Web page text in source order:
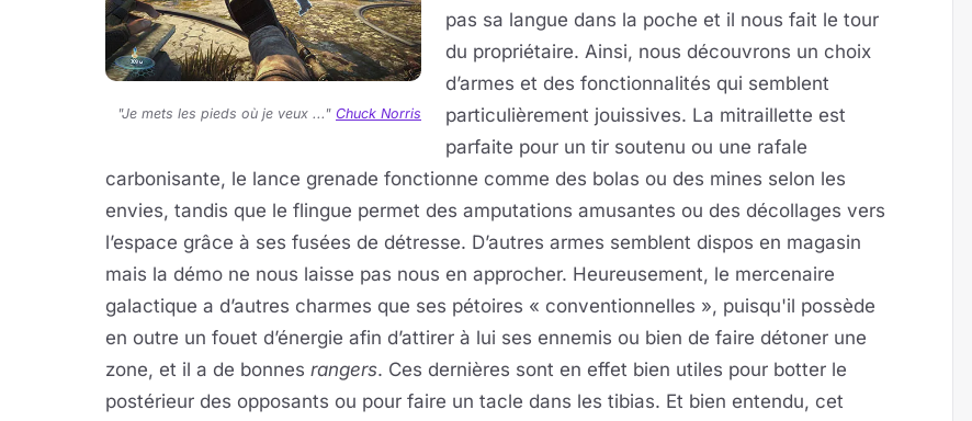
"Je mets les pieds où je veux ..." Chuck Norris
pas sa langue dans la poche et il nous fait le tour
du propriétaire. Ainsi, nous découvrons un choix
d’armes et des fonctionnalités qui semblent
particulièrement jouissives. La mitraillette est
parfaite pour un tir soutenu ou une rafale
carbonisante, le lance grenade fonctionne comme des bolas ou des mines selon les
envies, tandis que le flingue permet des amputations amusantes ou des décollages vers
l’espace grâce à ses fusées de détresse. D’autres armes semblent dispos en magasin
mais la démo ne nous laisse pas nous en approcher. Heureusement, le mercenaire
galactique a d’autres charmes que ses pétoires « conventionnelles », puisqu'il possède
en outre un fouet d’énergie afin d’attirer à lui ses ennemis ou bien de faire détoner une
zone, et il a de bonnes rangers. Ces dernières sont en effet bien utiles pour botter le
postérieur des opposants ou pour faire un tacle dans les tibias. Et bien entendu, cet